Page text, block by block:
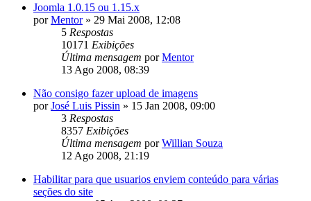
Joomla 1.0.15 ou 1.15.x
porMentor» 29 Mai 2008, 12:08
5 Respostas
10171 Exibições
Última mensagem porMentor
13 Ago 2008, 08:39
Não consigo fazer upload de imagens
porJosé Luis Pissin » 15 Jan 2008, 09:00
3 Respostas
8357 Exibições
Última mensagem porWillian Souza
12 Ago 2008, 21:19
Habilitar para que usuarios enviem conteúdo para várias
seções do site